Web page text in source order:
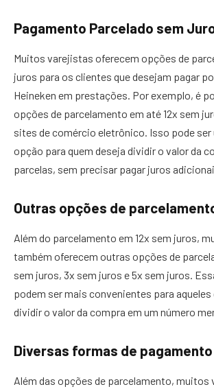
Pagamento Parcelado sem
Muitos varejistas oferecem opções de
juros para os clientes que desejam pagar
Heineken em prestações. Por exemplo, é
opções de parcelamento em até 12x sem
sites de comércio eletrônico. Isso pode ser
opção para quem deseja dividir o valor da
parcelas, sem precisar pagar juros
Outras opções de
Além do parcelamento em 12x sem juros,
também oferecem outras opções de
sem juros, 3x sem juros e 5x sem juros.
podem ser mais convenientes para aqueles
dividir o valor da compra em um número
Diversas formas de pagamento
Além das opções de parcelamento, muitos